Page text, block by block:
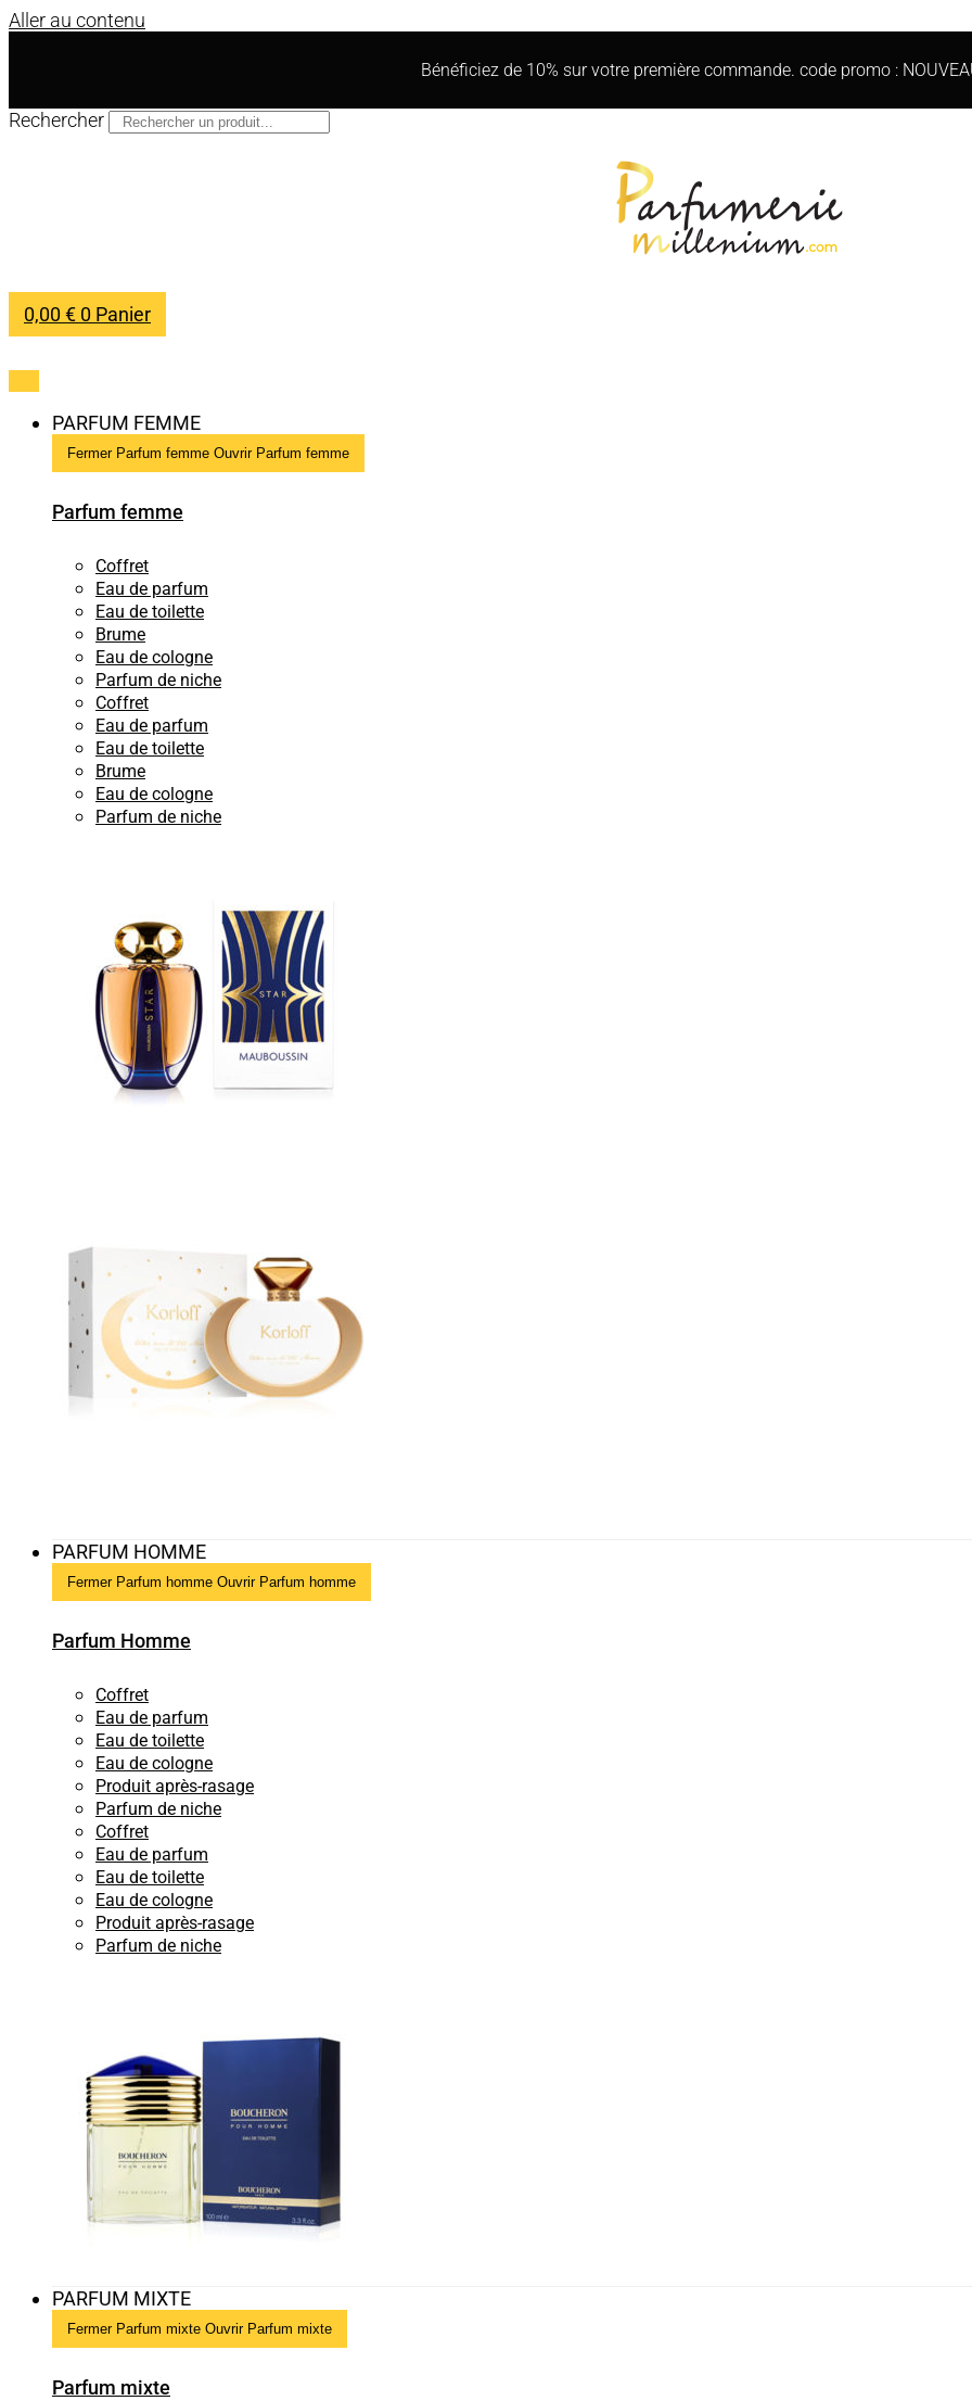
Aller au contenu
Bénéficiez de 10% sur votre première commande. code promo :
Rechercher
0,00€ 0 Panier
PARFUM FEMME
Fermer Parfum femme Ouvrir Parfum femme
Parfum femme
Coffret
Eau de parfum
Eau de toilette
Brume
Eau de cologne
Parfum de niche
Coffret
Eau de parfum
Eau de toilette
Brume
Eau de cologne
Parfum de niche
PARFUM HOMME
Fermer Parfum homme Ouvrir Parfum homme
Parfum Homme
Coffret
Eau de parfum
Eau de toilette
Eau de cologne
Produit après-rasage
Parfum de niche
Coffret
Eau de parfum
Eau de toilette
Eau de cologne
Produit après-rasage
Parfum de niche
PARFUM MIXTE
Fermer Parfum mixte Ouvrir Parfum mixte
Parfum mixte